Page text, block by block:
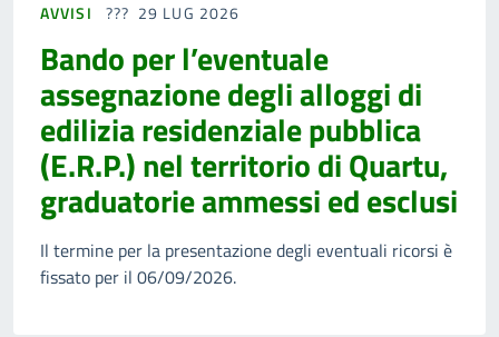
AVVISI 29 LUG 2026
Bando per l’eventuale
assegnazione degli alloggi di
edilizia residenziale pubblica
(E.R.P.) nel territorio di Quartu,
graduatorie ammessi ed esclusi
Il termine per la presentazione degli eventuali ricorsi è
fissato per il 06/09/2026.